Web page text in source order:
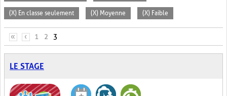
(X) En classe seulement (X) Moyenne (X) Faible
PAGES
« ‹ 1 2 3
LE STAGE